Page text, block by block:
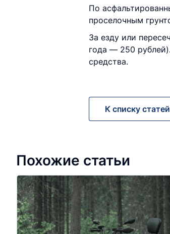
По
проселочным
За езду или
года — 250
средства.
К списку статей
Похожие статьи